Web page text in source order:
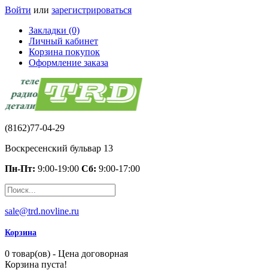
Войти или зарегистрироваться
Закладки (0)
Личный кабинет
Корзина покупок
Оформление заказа
(8162)77-04-29
Воскресенский бульвар 13
Пн-Пт: 9:00-19:00 Сб: 9:00-17:00
sale@trd.novline.ru
Корзина
0 товар(ов) - Цена договорная
Корзина пуста!